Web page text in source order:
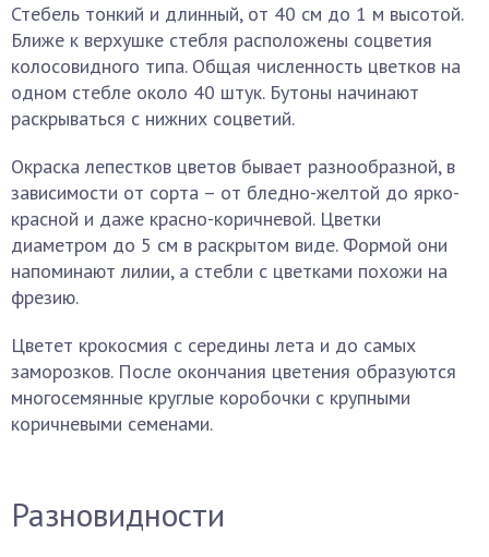
Стебель тонкий и длинный, от 40 см до 1 м высотой.
Ближе к верхушке стебля расположены соцветия
колосовидного типа. Общая численность цветков на
одном стебле около 40 штук. Бутоны начинают
раскрываться с нижних соцветий.
Окраска лепестков цветов бывает разнообразной, в
зависимости от сорта – от бледно-желтой до ярко-
красной и даже красно-коричневой. Цветки
диаметром до 5 см в раскрытом виде. Формой они
напоминают лилии, а стебли с цветками похожи на
фрезию.
Цветет крокосмия с середины лета и до самых
заморозков. После окончания цветения образуются
многосемянные круглые коробочки с крупными
коричневыми семенами.
Разновидности